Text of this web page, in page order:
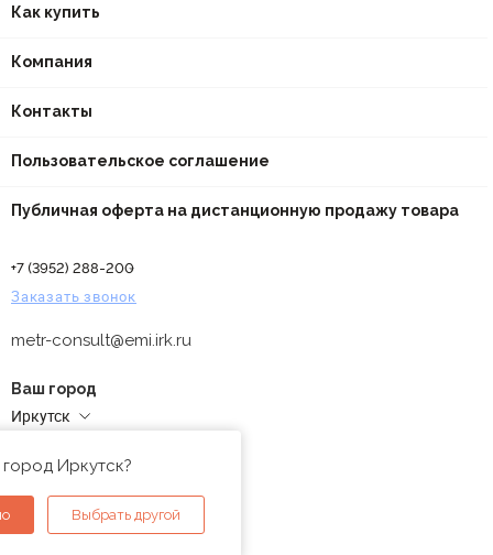
Как купить
Компания
Контакты
Пользовательское соглашение
Публичная оферта на дистанционную продажу товара
+7 (3952) 288-200
Заказать звонок
metr-consult@emi.irk.ru
Ваш город
Иркутск
Иркутск?
Выбрать другой